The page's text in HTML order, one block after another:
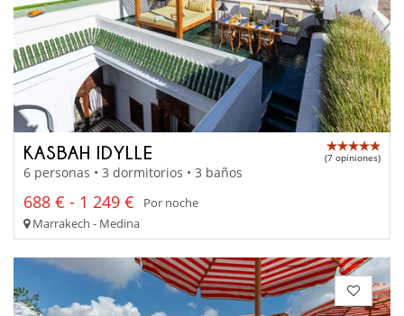
KASBAH IDYLLE (7 opiniones)
6 personas • 3 dormitorios • 3 baños
688 € - 1 249 €
Por noche
Marrakech - Medina